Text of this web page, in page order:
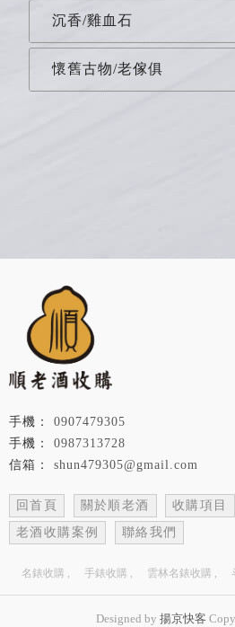
沉香/雞血石
懷舊古物/老傢俱
0987313728
0907479305
shun479305@gmail.com
回首頁 關於順老酒 收購項目
老酒收購案例
聯絡我們
名錶收購 手錶收購 雲林名錶收購
Designed by 揚京快客